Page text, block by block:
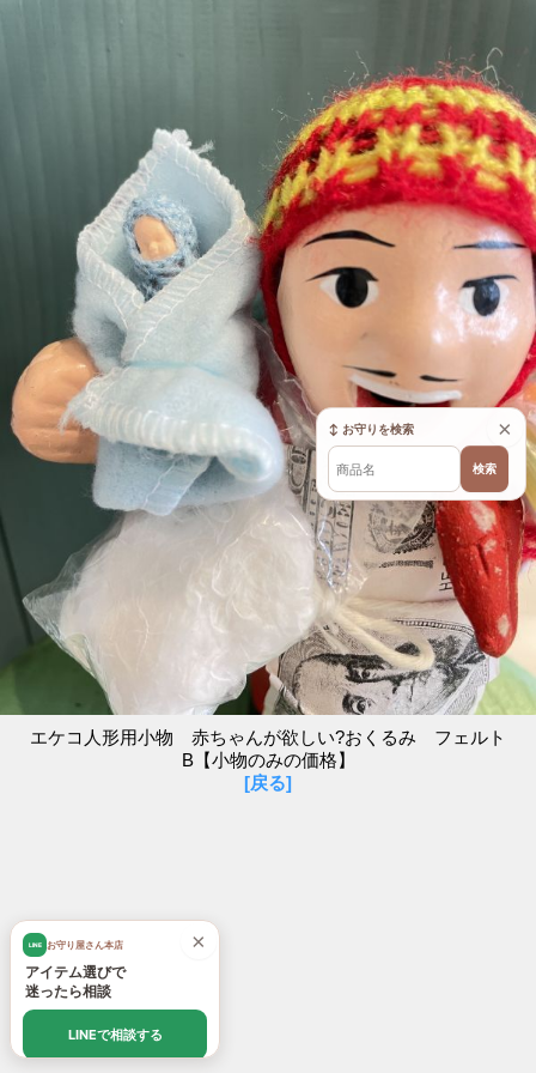
エケコ人形用小物 赤ちゃんが欲しい?おくるみ フェルト
B【小物のみの価格】
[戻る]
×
LINE お守り屋さん本店
アイテム選びで
迷ったら相談
LINEで相談する
×
↕ お守りを検索
検索